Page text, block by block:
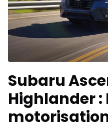
Subaru
Highlander :